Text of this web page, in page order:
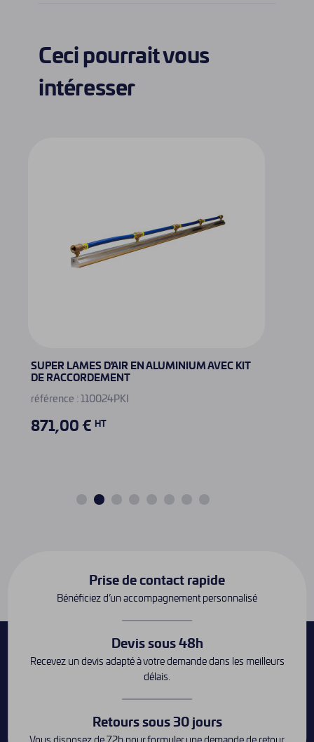
Ceci pourrait vous
intéresser
SUPER LAMES D'AIR EN ALUMINIUM AVEC KIT
DE RACCORDEMENT
référence : 110024PKI
871,00 € HT
Prise de contact rapide
Bénéficiez d’un accompagnement personnalisé
Devis sous 48h
Recevez un devis adapté à votre demande dans les meilleurs
délais.
Retours sous 30 jours